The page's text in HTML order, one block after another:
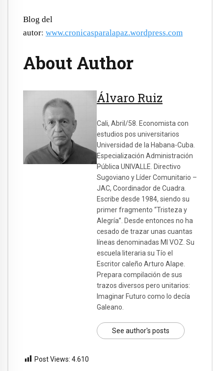
Blog del
autor: www.cronicasparalapaz.wordpress.com
About Author
Álvaro Ruiz
Cali, Abril/58. Economista con
estudios pos universitarios
Universidad de la Habana-Cuba.
Especialización Administración
Pública UNIVALLE. Directivo
Sugoviano y Líder Comunitario –
JAC, Coordinador de Cuadra.
Escribe desde 1984, siendo su
primer fragmento “Tristeza y
Alegría”. Desde entonces no ha
cesado de trazar unas cuantas
líneas denominadas MI VOZ. Su
escuela literaria su Tío el
Escritor caleño Arturo Alape.
Prepara compilación de sus
trazos diversos pero unitarios:
Imaginar Futuro como lo decía
Galeano.
See author's posts
Post Views: 4.610